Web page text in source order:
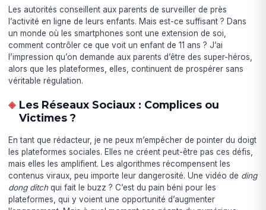
Les autorités conseillent aux parents de surveiller de près
l’activité en ligne de leurs enfants. Mais est-ce suffisant ? Dans
un monde où les smartphones sont une extension de soi,
comment contrôler ce que voit un enfant de 11 ans ? J’ai
l’impression qu’on demande aux parents d’être des super-héros,
alors que les plateformes, elles, continuent de prospérer sans
véritable régulation.
Les Réseaux Sociaux : Complices ou
Victimes ?
En tant que rédacteur, je ne peux m’empêcher de pointer du doigt
les plateformes sociales. Elles ne créent peut-être pas ces défis,
mais elles les amplifient. Les algorithmes récompensent les
contenus viraux, peu importe leur dangerosité. Une vidéo de ding
dong ditchqui fait le buzz ? C’est du pain béni pour les
plateformes, qui y voient une opportunité d’augmenter